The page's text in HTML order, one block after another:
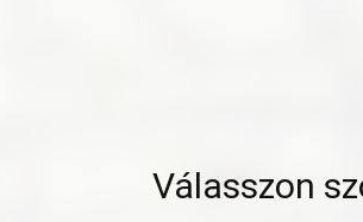
Válasszon